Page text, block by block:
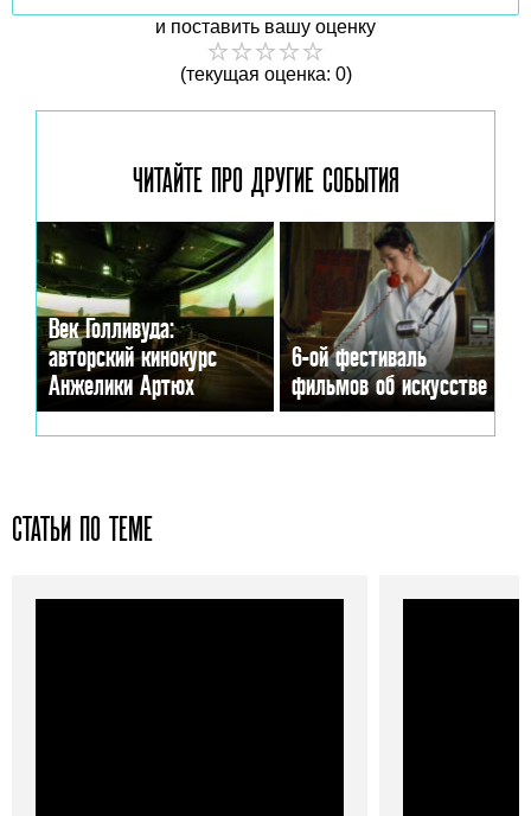
и поставить вашу оценку
(текущая оценка: 0)
ЧИТАЙТЕ ПРО ДРУГИЕ СОБЫТИЯ
Век Голливуда:
авторский кинокурс
Анжелики Артюх
6-ой фестиваль
фильмов об искусстве
СТАТЬИ ПО ТЕМЕ